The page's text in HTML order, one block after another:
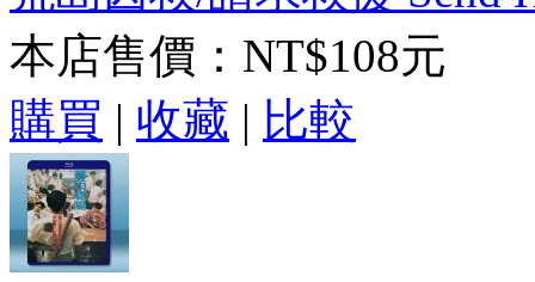
本店售價： NT$108元
購買 | 收藏 | 比較